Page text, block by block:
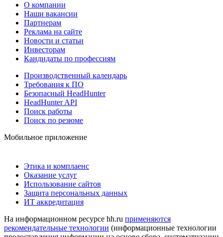
О компании
Наши вакансии
Партнерам
Реклама на сайте
Новости и статьи
Инвесторам
Кандидаты по профессиям
Производственный календарь
Требования к ПО
Безопасный HeadHunter
HeadHunter API
Поиск работы
Поиск по резюме
Мобильное приложение
Этика и комплаенс
Оказание услуг
Использование сайтов
Защита персональных данных
ИТ аккредитация
На информационном ресурсе hh.ru применяются
рекомендательные технологии (информационные технологии